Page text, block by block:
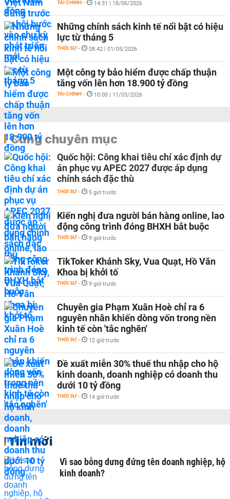
TÀI CHÍNH - 14:31 | 18/06/2026
Những chính sách kinh tế nổi bật có hiệu
lực từ tháng 5
THỜI SỰ - 08:42 | 01/05/2026
Một công ty bảo hiểm được chấp thuận
tăng vốn lên hơn 18.900 tỷ đồng
TÀI CHÍNH - 10:00 | 11/03/2026
Cùng chuyên mục
Quốc hội: Công khai tiêu chí xác định dự
án phục vụ APEC 2027 được áp dụng
chính sách đặc thù
THỜI SỰ - 5 giờ trước
Kiến nghị đưa người bán hàng online, lao
động công trình đóng BHXH bắt buộc
THỜI SỰ - 9 giờ trước
TikToker Khánh Sky, Vua Quạt, Hồ Văn
Khoa bị khởi tố
THỜI SỰ - 9 giờ trước
Chuyên gia Phạm Xuân Hoè chỉ ra 6
nguyên nhân khiến dòng vốn trong nền
kinh tế còn 'tắc nghẽn'
THỜI SỰ - 12 giờ trước
Đề xuất miễn 30% thuế thu nhập cho hộ
kinh doanh, doanh nghiệp có doanh thu
dưới 10 tỷ đồng
THỜI SỰ - 14 giờ trước
Tin mới
Vì sao bỗng dưng đứng tên doanh nghiệp, hộ
kinh doanh?